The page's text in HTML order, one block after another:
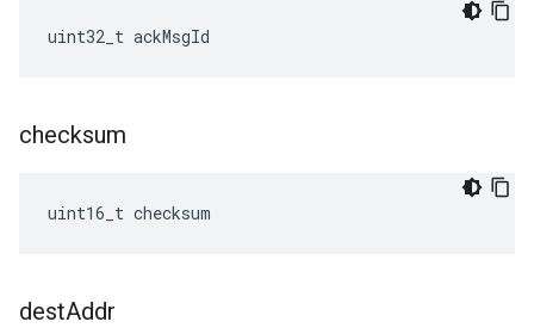
uint32_t ackMsgId
checksum
uint16_t checksum
destAddr